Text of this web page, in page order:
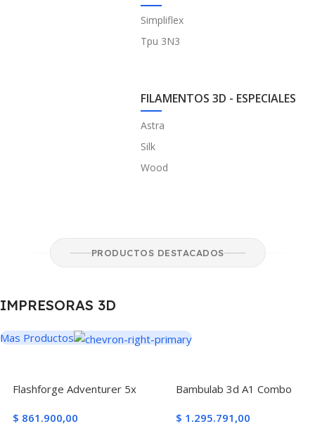
Simpliflex
Tpu 3N3
FILAMENTOS 3D - ESPECIALES
Astra
Silk
Wood
PRODUCTOS DESTACADOS
IMPRESORAS 3D
Mas Productos
Flashforge Adventurer 5x
$ 861.900,00
Bambulab 3d A1 Combo
$ 1.295.791,00